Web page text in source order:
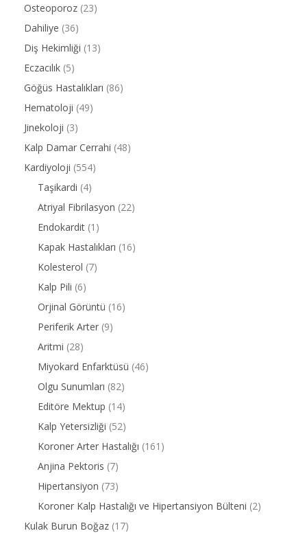
Osteoporoz (23)
Dahiliye (36)
Diş Hekimliği (13)
Eczacılık (5)
Göğüs Hastalıkları (86)
Hematoloji (49)
Jinekoloji (3)
Kalp Damar Cerrahi (48)
Kardiyoloji (554)
Taşikardi (4)
Atriyal Fibrilasyon (22)
Endokardit (1)
Kapak Hastalıkları (16)
Kolesterol (7)
Kalp Pili (6)
Orjinal Görüntü (16)
Periferik Arter (9)
Aritmi (28)
Miyokard Enfarktüsü (46)
Olgu Sunumları (82)
Editöre Mektup (14)
Kalp Yetersizliği (52)
Koroner Arter Hastalığı (161)
Anjina Pektoris (7)
Hipertansiyon (73)
Koroner Kalp Hastalığı ve Hipertansiyon Bülteni (2)
Kulak Burun Boğaz (17)